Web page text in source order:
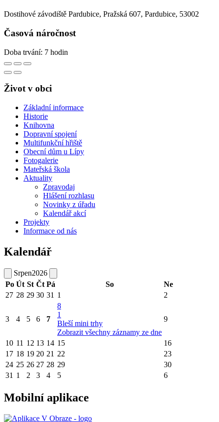
Dostihové závodiště Pardubice, Pražská 607, Pardubice, 53002
Časová náročnost
Doba trvání: 7 hodin
Život v obci
Základní informace
Historie
Knihovna
Dopravní spojení
Multifunkční hřiště
Obecní dům u Lípy
Fotogalerie
Mateřská škola
Aktuality
Zpravodaj
Hlášení rozhlasu
Novinky z úřadu
Kalendář akcí
Projekty
Informace od nás
Kalendář
Srpen2026
Po Út St Čt Pá So
Ne
27 28 29 30 31 1 2
3 4 5 6 7
8
1
Bleší mini trhy
Zobrazit všechny záznamy ze dne
9
10 11 12 13 14 15
16
17 18 19 20 21 22
23
24 25 26 27 28 29
30
31 1 2 3 4 5 6
Mobilní aplikace